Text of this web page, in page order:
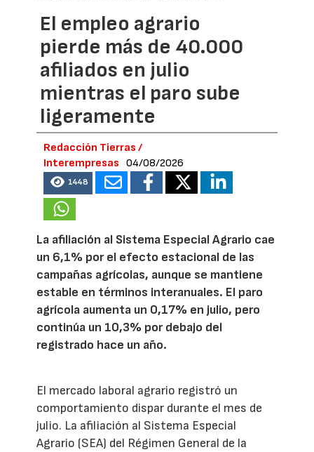
El empleo agrario
pierde más de 40.000
afiliados en julio
mientras el paro sube
ligeramente
Redacción Tierras /
Interempresas
04/08/2026
1448
La afiliación al Sistema Especial Agrario cae
un 6,1% por el efecto estacional de las
campañas agrícolas, aunque se mantiene
estable en términos interanuales. El paro
agrícola aumenta un 0,17% en julio, pero
continúa un 10,3% por debajo del
registrado hace un año.
El mercado laboral agrario registró un
comportamiento dispar durante el mes de
julio. La afiliación al Sistema Especial
Agrario (SEA) del Régimen General de la